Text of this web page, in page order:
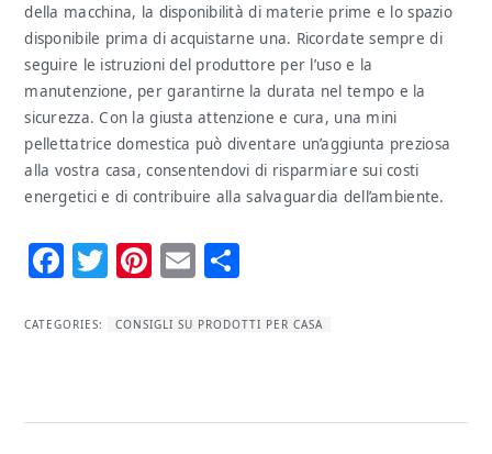
della macchina, la disponibilità di materie prime e lo spazio
disponibile prima di acquistarne una. Ricordate sempre di
seguire le istruzioni del produttore per l’uso e la
manutenzione, per garantirne la durata nel tempo e la
sicurezza. Con la giusta attenzione e cura, una mini
pellettatrice domestica può diventare un’aggiunta preziosa
alla vostra casa, consentendovi di risparmiare sui costi
energetici e di contribuire alla salvaguardia dell’ambiente.
Facebook
Twitter
Pinterest
Email
CATEGORIES: CONSIGLI SU PRODOTTI PER CASA